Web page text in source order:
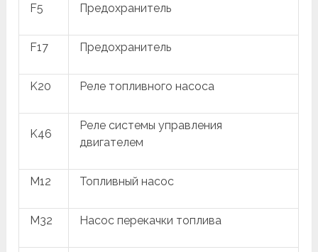
F5 Предохранитель
F17 Предохранитель
K20 Реле топливного насоса
K46
Реле системы управления
двигателем
M12 Топливный насос
M32 Насос перекачки топлива